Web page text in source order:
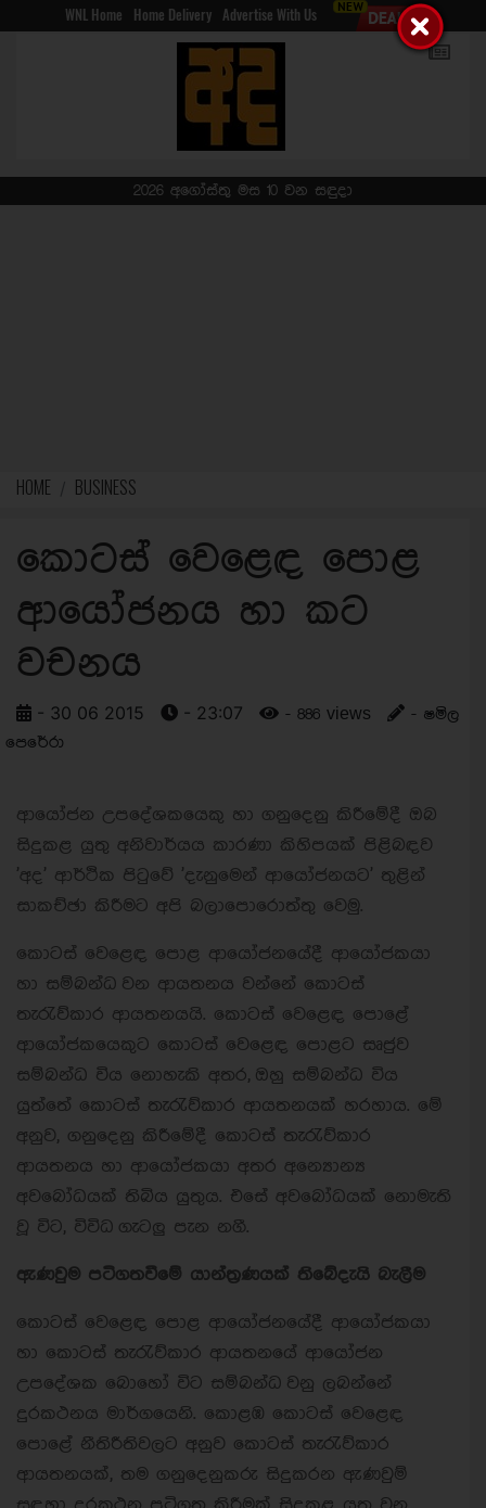
WNL Home Home Delivery Advertise With Us
2026 අගෝස්තු මස 10 වන සඳුදා
HOME BUSINESS
කොටස් වෙළෙඳ පොළ
ආයෝජනය හා කට
වචනය
- 30 06 2015 - 23:07 - 886 views
- ෂමිල
පෙරේරා
ආයෝජන උපදේශකයෙකු හා ගනුදෙනු කිරීමේදී ඔබ
සිදුකළ යුතු අනිවාර්යය කාරණා කිහිපයක් පිළිබඳව
'අද' ආර්ථික පිටුවේ 'දැනුමෙන් ආයෝජනයට' තුළින්
සාකච්ඡා කිරීමට අපි බලාපොරොත්තු වෙමු.
කොටස් වෙළෙඳ පොළ ආයෝජනයේදී ආයෝජකයා
හා සම්බන්ධ වන ආයතනය වන්නේ කොටස්
තැරැව්කාර ආයතනයයි. කොටස් වෙළෙඳ පොළේ
ආයෝජකයෙකුට කොටස් වෙළෙඳ පොළට සෘජුව
සම්බන්ධ විය නොහැකි අතර, ඔහු සම්බන්ධ විය
යුත්තේ කොටස් තැරැව්කාර ආයතනයක් හරහාය. මේ
අනුව, ගනුදෙනු කිරීමේදී කොටස් තැරැව්කාර
ආයතනය හා ආයෝජකයා අතර අන්‍යොන්‍ය
අවබෝධයක් තිබිය යුතුය. එසේ අවබෝධයක් නොමැති
වූ විට, විවිධ ගැටලු පැන නගී.
ඇණවුම පටිගතවීමේ යාන්ත්‍රණයක් තිබේදැයි බැලීම
කොටස් වෙළෙඳ පොළ ආයෝජනයේදී ආයෝජකයා
හා කොටස් තැරැව්කාර ආයතනයේ ආයෝජන
උපදේශක බොහෝ විට සම්බන්ධ වනු ලබන්නේ
දුරකථනය මාර්ගයෙනි. කොළඹ කොටස් වෙළෙඳ
පොළේ නීතිරීතිවලට අනුව කොටස් තැරැව්කාර
ආයතනයක්, තම ගනුදෙනුකරු සිදුකරන ඇණවුම්